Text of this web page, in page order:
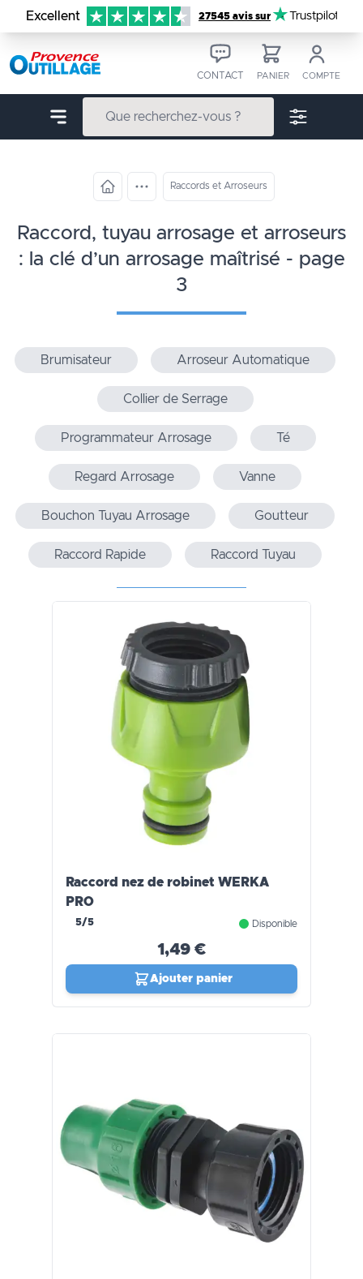
Aller au contenu
Excellent 27545 avis sur Trustpilot
CONTACT PANIER COMPTE
Raccords et Arroseurs
raccord, tuyau arrosage et arroseurs
: la clé d’un arrosage maîtrisé - page
3
Brumisateur Arroseur Automatique
Collier de Serrage
Programmateur Arrosage Té
Regard Arrosage Vanne
Bouchon Tuyau Arrosage Goutteur
Raccord Rapide Raccord Tuyau
Raccord nez de robinet WERKA
PRO
5/5 Disponible
1,49 €
Ajouter panier